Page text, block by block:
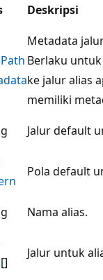
Deskripsi
Path
Metadata
Berlaku
ke jalur alias
memiliki
Jalur default
Pola default
Nama alias.
[]
Jalur untuk